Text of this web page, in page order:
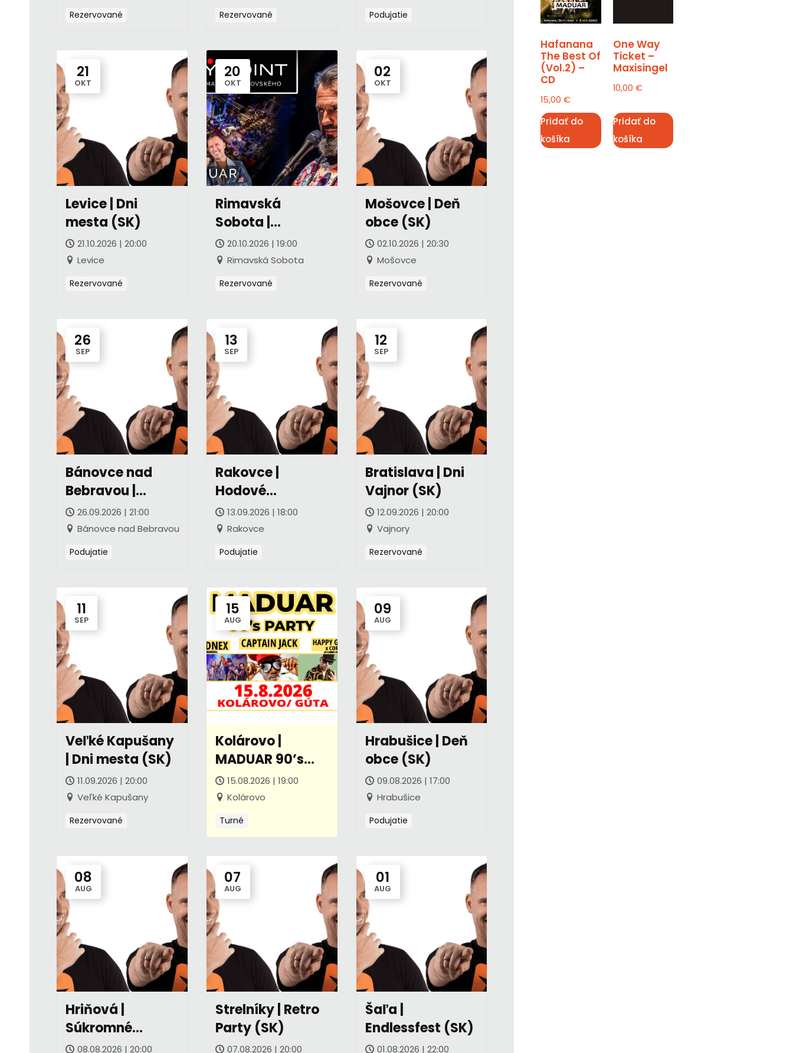
Rezervované Rezervované Podujatie
21
OKT
Levice | Dni
mesta (SK)
21.10.2026 | 20:00
Levice
Rezervované
20
OKT
Rimavská
Sobota |
Narodeninoý
ČEKY point (SK)
20.10.2026 | 19:00
Rimavská Sobota
Rezervované
02
OKT
Mošovce | Deň
obce (SK)
02.10.2026 | 20:30
Mošovce
Rezervované
26
SEP
Bánovce nad
Bebravou |
Mestské
podujatie
26.09.2026 | 21:00
Bánovce nad Bebravou
Podujatie
13
SEP
Rakovce |
Hodové
slávnosti (SK)
13.09.2026 | 18:00
Rakovce
Podujatie
12
SEP
Bratislava | Dni
Vajnor (SK)
12.09.2026 | 20:00
Vajnory
Rezervované
11
SEP
Veľké Kapušany
| Dni mesta (SK)
11.09.2026 | 20:00
Veľké Kapušany
Rezervované
15
AUG
Kolárovo |
MADUAR 90’s
Party
15.08.2026 | 19:00
Kolárovo
Turné
09
AUG
Hrabušice | Deň
obce (SK)
09.08.2026 | 17:00
Hrabušice
Podujatie
08
AUG
Hriňová |
Súkromné
podujatie (SK)
08.08.2026 | 20:00
07
AUG
Strelníky | Retro
Party (SK)
07.08.2026 | 20:00
01
AUG
Šaľa |
Endlessfest (SK)
01.08.2026 | 22:00
Hafanana
The Best Of
(Vol.2) –
CD
15,00€
Pridať do
košíka
One Way
Ticket –
Maxisingel
10,00 €
Pridať do
košíka